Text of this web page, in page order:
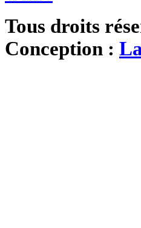
Tous droits
Conception :